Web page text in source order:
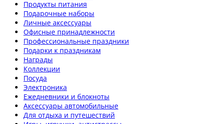
Продукты питания
Подарочные наборы
Личные аксессуары
Офисные принадлежности
Профессиональные праздники
Подарки к праздникам
Награды
Коллекции
Посуда
Электроника
Ежедневники и блокноты
Аксессуары автомобильные
Для отдыха и путешествий